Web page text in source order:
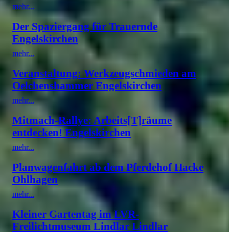
mehr...
Der Spaziergang für Trauernde
Engelskirchen
mehr...
Veranstaltung: Werkzeugschmieden am
Oelchenshammer Engelskirchen
mehr...
Mitmach-Rallye: Arbeits[T]räume
entdecken! Engelskirchen
mehr...
Planwagenfahrt ab dem Pferdehof Hacke
Ohlhagen
mehr...
Kleiner Gartentag im LVR-
Freilichtmuseum Lindlar Lindlar